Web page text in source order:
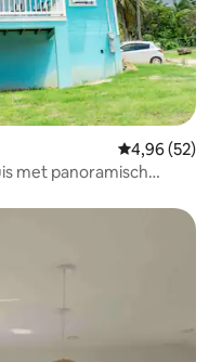
Gemiddelde
4,96 (52)
met panoramisch